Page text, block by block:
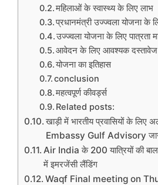
महिलाओं के स्वास्थ्य के लिए लाभ
प्रधानमंत्री उज्ज्वला योजना
उज्ज्वला योजना के लिए पात्रता
आवेदन के लिए आवश्यक दस्तावेज
योजना का इतिहास
conclusion
महत्वपूर्ण कीवर्ड्स
Related posts:
खाड़ी में भारतीय प्रवासियों के लिए
Embassy Gulf Advisory
Air India के 200 यात्रियों की
में इमरजेंसी लैंडिंग
Waqf Final meeting on